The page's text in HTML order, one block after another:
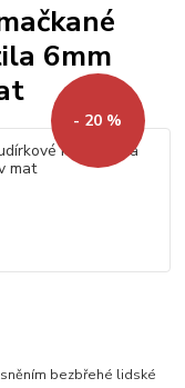
6mm
- 20 %
bezbřehé lidské